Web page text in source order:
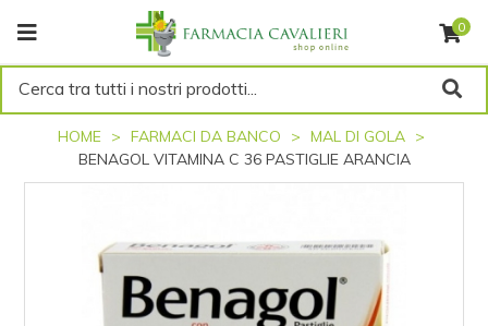
0
Cerca tra tutti i nostri prodotti...
HOME FARMACI DA BANCO
MAL DI GOLA
BENAGOL VITAMINA C 36 PASTIGLIE ARANCIA